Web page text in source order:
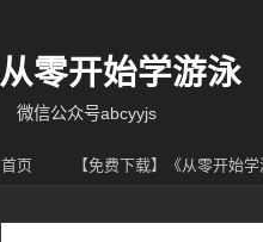
从零开始学游泳
微信公众号abcyyjs
首页 【免费下载】《从零开始